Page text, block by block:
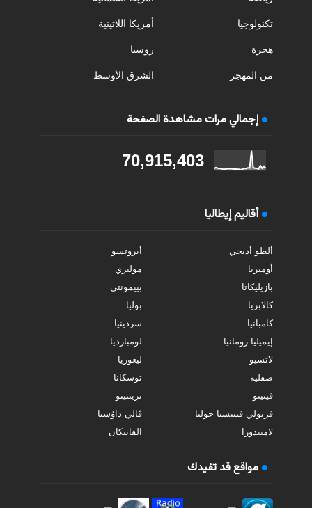
تكنولوجيا
هجرة
من المهجر
أمريكا اللاتينية
روسيا
الشرق الأوسط
إجمالي مرات مشاهدة الصفحة
70,915,403
أقاليم إيطاليا
ألطو أديجي
أبروتسو
أومبريا
موليزي
بازيليكاتا
بييمونتي
كالابريا
بوليا
كامبانيا
سردينيا
إيميليا رومانيا
لومبارديا
لاتسيو
ليغوريا
صقلية
توسكانا
فينيتو
ترينتينو
فريولي فينيسيا جوليا
ڤالي داوُستا
لامبيدوزا
الفاتيكان
مواقع قد تفيدك